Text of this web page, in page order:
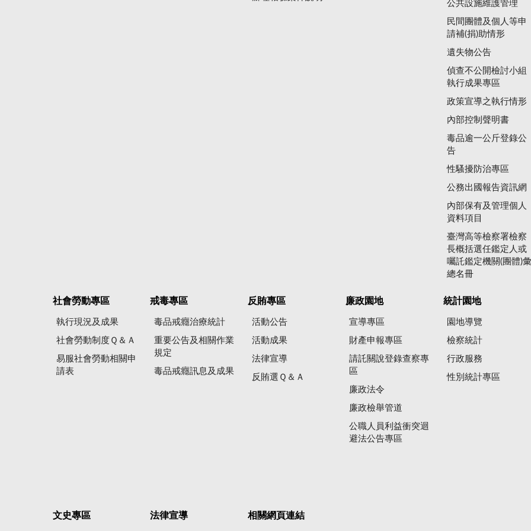
公共設施維護管理
民間團體及個人等申
請補(捐)助情形
遺失物公告
偵查不公開檢討小組
執行成果專區
政策宣導之執行情形
內部控制聲明書
毒品逾一公斤登錄公
告
性騷擾防治專區
公務出國報告資訊網
內部保有及管理個人
資料項目
臺灣高等檢察署檢察
長概括選任鑑定人或
囑託鑑定機關(團體)
總名冊
社會勞動專區
執行現況及成果
社會勞動制度Ｑ＆Ａ
易服社會勞動相關申
請表
戒毒專區
毒品戒癮治療統計
重要公告及相關作業
規定
毒品戒癮訊息及成果
反賄專區
活動公告
活動成果
法律宣導
反賄選Ｑ＆Ａ
廉政園地
宣導專區
財產申報專區
請託關說登錄查察專
區
廉政法令
廉政檢舉管道
公職人員利益衝突迴
避法公告專區
統計園地
園地導覽
檢察統計
行政服務
性別統計專區
文史專區 法律宣導 相關網頁連結